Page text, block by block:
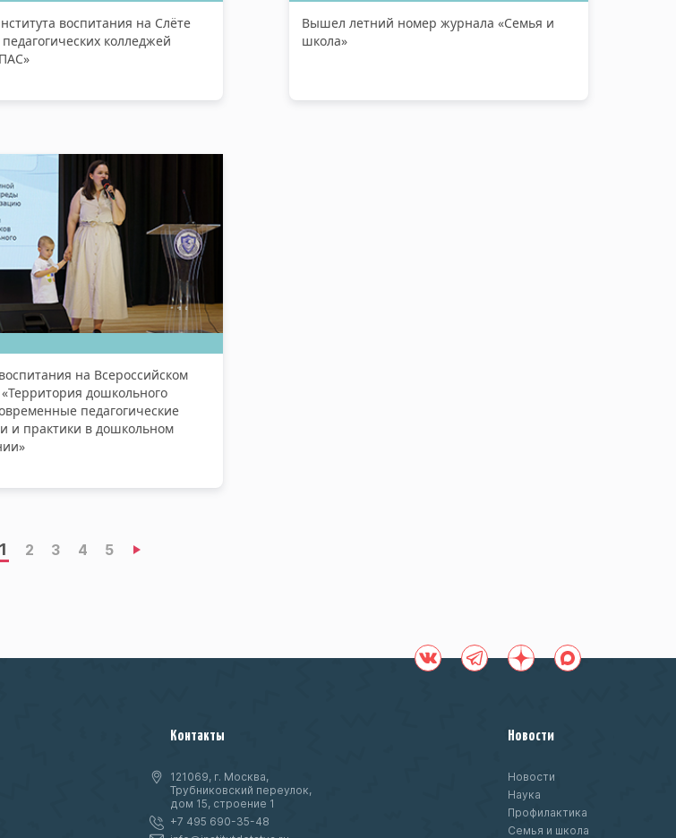
воспитания на Слёте
педагогических колледжей
Вышел летний номер журнала «Семья и
школа»
на Всероссийском
дошкольного
педагогические
и практики в дошкольном
1 2 3 4 5
Контакты
121069, г. Москва,
Трубниковский переулок,
дом 15, строение 1
+7 495 690-35-48
Новости
Новости
Наука
Профилактика
Семья и школа